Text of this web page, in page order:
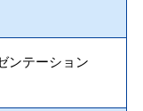
ンテーション